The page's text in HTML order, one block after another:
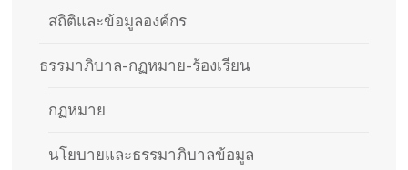
สถิติและข้อมูลองค์กร
ธรรมาภิบาล-กฏหมาย-ร้องเรียน
กฏหมาย
นโยบายและธรรมาภิบาลข้อมูล